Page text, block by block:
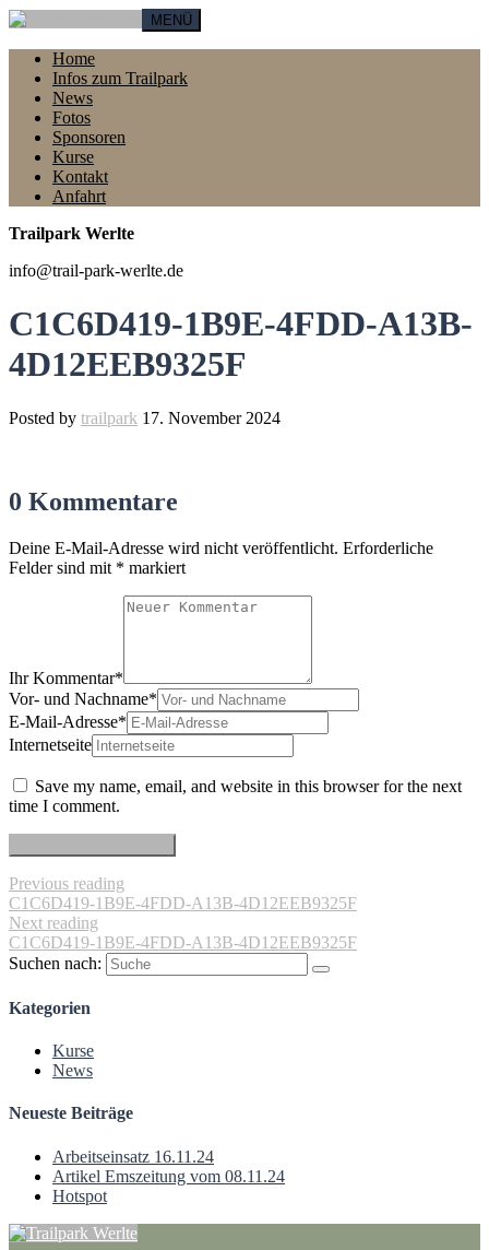
MENÜ
Home
Infos zum Trailpark
News
Fotos
Sponsoren
Kurse
Kontakt
Anfahrt
Trailpark Werlte
info@trail-park-werlte.de
C1C6D419-1B9E-4FDD-A13B-
4D12EEB9325F
Posted by trailpark 17. November 2024
0 Kommentare
Deine E-Mail-Adresse wird nicht veröffentlicht. Erforderliche
Felder sind mit * markiert
Ihr Kommentar*
Vor- und Nachname*
E-Mail-Adresse*
Internetseite
Save my name, email, and website in this browser for the next
time I comment.
Previous reading
C1C6D419-1B9E-4FDD-A13B-4D12EEB9325F
Next reading
C1C6D419-1B9E-4FDD-A13B-4D12EEB9325F
Suchen nach:
Kategorien
Kurse
News
Neueste Beiträge
Arbeitseinsatz 16.11.24
Artikel Emszeitung vom 08.11.24
Hotspot